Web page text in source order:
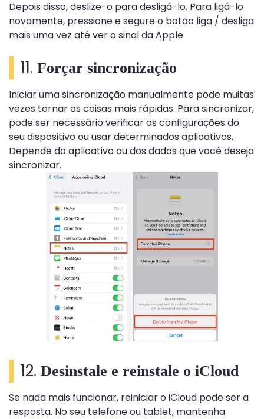
Depois disso, deslize-o para desligá-lo. Para ligá-lo
novamente, pressione e segure o botão liga / desliga
mais uma vez até ver o sinal da Apple
11. Forçar sincronização
Iniciar uma sincronização manualmente pode muitas
vezes tornar as coisas mais rápidas. Para sincronizar,
pode ser necessário verificar as configurações do
seu dispositivo ou usar determinados aplicativos.
Depende do aplicativo ou dos dados que você deseja
sincronizar.
12. Desinstale e reinstale o iCloud
Se nada mais funcionar, reiniciar o iCloud pode ser a
resposta. No seu telefone ou tablet, mantenha